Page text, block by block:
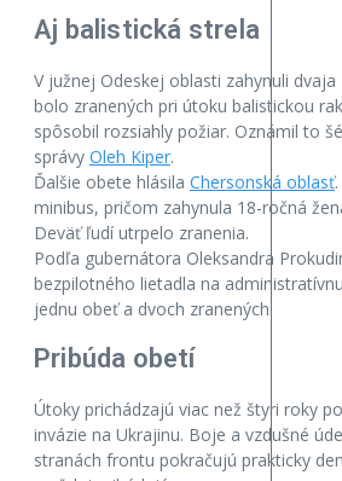
Aj balistická strela
V južnej Odeskej oblasti zahynuli
bolo zranených pri útoku balistickou
spôsobil rozsiahly požiar. Oznámil to
správy Oleh Kiper.
Ďalšie obete hlásila Chersonská oblasť.
minibus, pričom zahynula 18-ročná
Deväť ľudí utrpelo zranenia.
Podľa gubernátora Oleksandra
bezpilotného lietadla na
jednu obeť a dvoch zranených.
Pribúda obetí
Útoky prichádzajú viac než štyri roky
invázie na Ukrajinu. Boje a vzdušné
stranách frontu pokračujú prakticky